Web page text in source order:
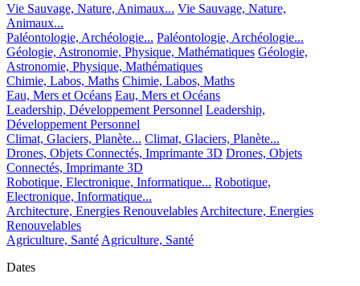
Vie Sauvage, Nature, Animaux... Vie Sauvage, Nature,
Animaux...
Paléontologie, Archéologie... Paléontologie, Archéologie...
Géologie, Astronomie, Physique, Mathématiques Géologie,
Astronomie, Physique, Mathématiques
Chimie, Labos, Maths Chimie, Labos, Maths
Eau, Mers et Océans Eau, Mers et Océans
Leadership, Développement Personnel Leadership,
Développement Personnel
Climat, Glaciers, Planète... Climat, Glaciers, Planète...
Drones, Objets Connectés, Imprimante 3D Drones, Objets
Connectés, Imprimante 3D
Robotique, Electronique, Informatique... Robotique,
Electronique, Informatique...
Architecture, Energies Renouvelables Architecture, Energies
Renouvelables
Agriculture, Santé Agriculture, Santé
Dates